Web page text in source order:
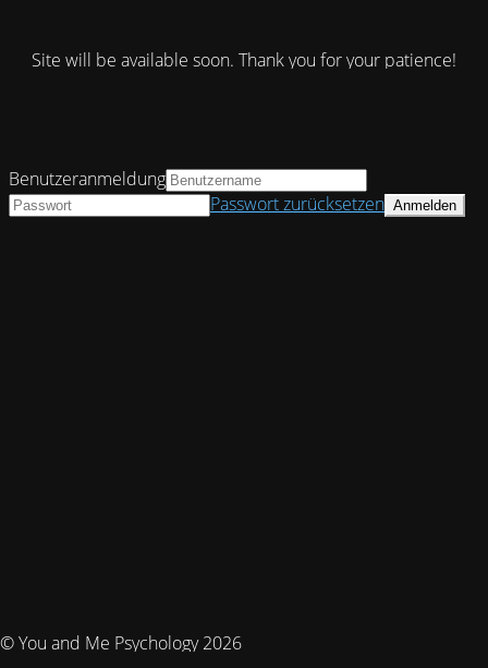
Site will be available soon. Thank you for your patience!
© You and Me Psychology 2026
Benutzeranmeldung
Passwort zurücksetzen